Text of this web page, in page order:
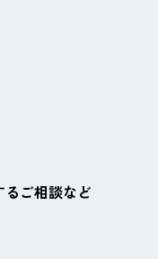
るご相談など